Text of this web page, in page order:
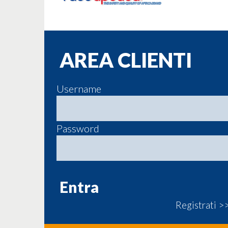
AREA CLIENTI
Username
Password
Registrati